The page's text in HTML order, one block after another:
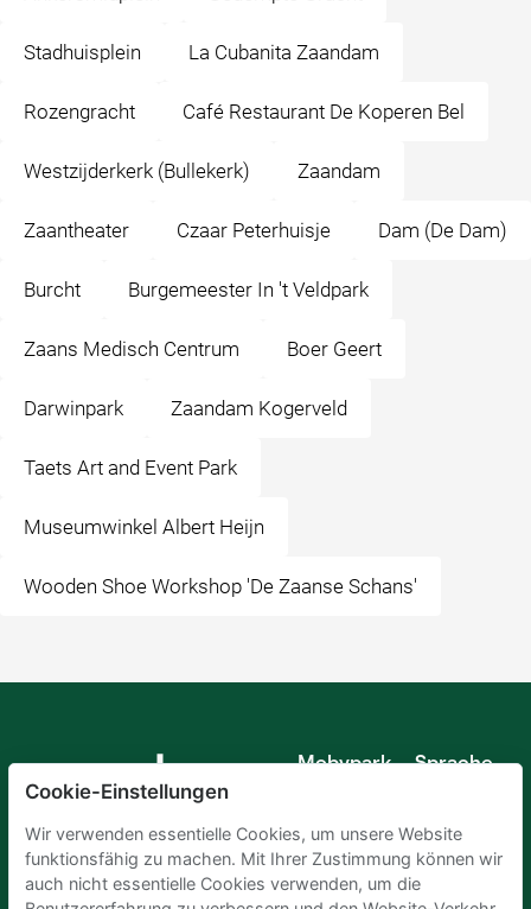
Stadhuisplein La Cubanita Zaandam
Rozengracht Café Restaurant De Koperen Bel
Westzijderkerk (Bullekerk) Zaandam
Zaantheater Czaar Peterhuisje Dam (De Dam)
Burcht Burgemeester In 't Veldpark
Zaans Medisch Centrum Boer Geert
Darwinpark Zaandam Kogerveld
Taets Art and Event Park
Museumwinkel Albert Heijn
Wooden Shoe Workshop 'De Zaanse Schans'
Mobypark
Sprache
Spanisch
Französisch
Italienisch
Cookie-Einstellungen
Wir verwenden essentielle Cookies, um unsere Website
funktionsfähig zu machen. Mit Ihrer Zustimmung können wir
auch nicht essentielle Cookies verwenden, um die